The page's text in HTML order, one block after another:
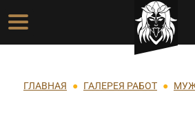
Перейти к основному
Основная навигация
Строка навигации
ГЛАВНАЯ ГАЛЕРЕЯ РАБОТ